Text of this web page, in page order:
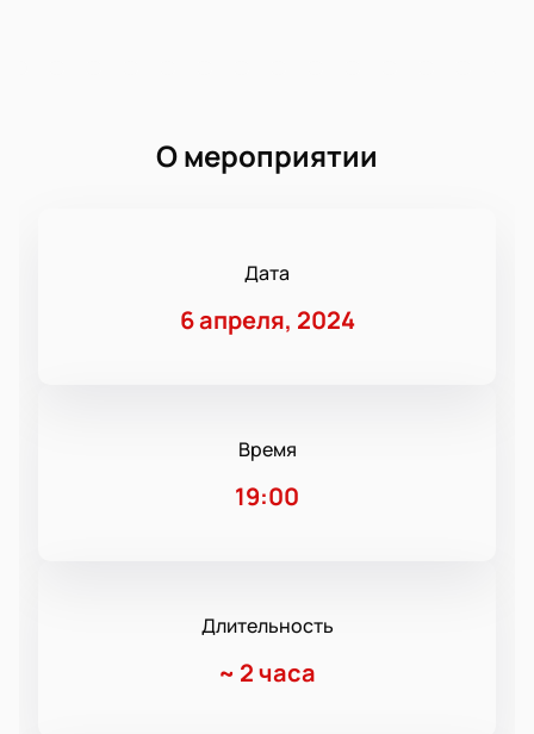
О мероприятии
Дата
6 апреля, 2024
Время
19:00
Длительность
~ 2 часа